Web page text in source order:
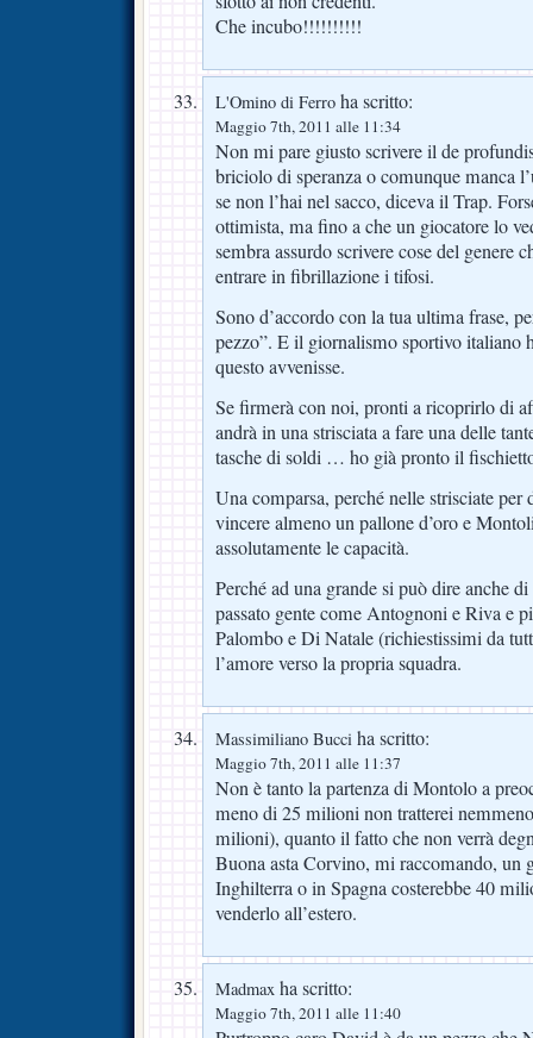
Che incubo!!!!!!!!!!
L'Omino di Ferro ha scritto:
Maggio 7th, 2011 alle 11:34
Non mi pare giusto scrivere il de
briciolo di speranza o comunque manca
se non l’hai nel sacco, diceva il Trap.
ottimista, ma fino a che un giocatore lo
sembra assurdo scrivere cose del genere
entrare in fibrillazione i tifosi.
Sono d’accordo con la tua ultima frase,
pezzo”. E il giornalismo sportivo italiano
questo avvenisse.
Se firmerà con noi, pronti a ricoprirlo di
andrà in una strisciata a fare una delle
tasche di soldi … ho già pronto il
Una comparsa, perché nelle strisciate per
vincere almeno un pallone d’oro e
assolutamente le capacità.
Perché ad una grande si può dire anche
passato gente come Antognoni e Riva e
Palombo e Di Natale (richiestissimi da
l’amore verso la propria squadra.
Massimiliano Bucci ha scritto:
Maggio 7th, 2011 alle 11:37
Non è tanto la partenza di Montolo a
meno di 25 milioni non tratterei
milioni), quanto il fatto che non verrà
Buona asta Corvino, mi raccomando, un
Inghilterra o in Spagna costerebbe 40
venderlo all’estero.
Madmax ha scritto:
Maggio 7th, 2011 alle 11:40